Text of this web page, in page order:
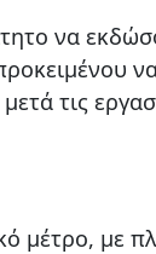
να
τις
μέτρο, με